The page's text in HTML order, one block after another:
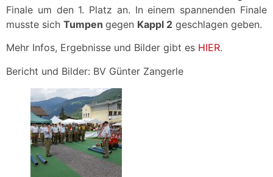
Finale um den 1. Platz an. In einem spannenden Finale
musste sich Tumpen gegen Kappl 2 geschlagen geben.
Mehr Infos, Ergebnisse und Bilder gibt es HIER.
Bericht und Bilder: BV Günter Zangerle